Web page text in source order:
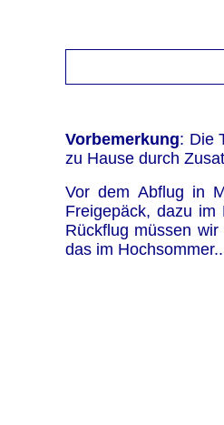
Vorbemerkung: Die
zu Hause durch
Vor dem Abflug in
Freigepäck, dazu
Rückflug müssen
das im